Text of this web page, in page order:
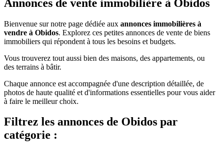
Annonces de vente immobilière à Obidos
Bienvenue sur notre page dédiée aux annonces immobilières à
vendre à Obidos. Explorez ces petites annonces de vente de biens
immobiliers qui répondent à tous les besoins et budgets.
Vous trouverez tout aussi bien des maisons, des appartements, ou
des terrains à bâtir.
Chaque annonce est accompagnée d'une description détaillée, de
photos de haute qualité et d'informations essentielles pour vous aider
à faire le meilleur choix.
Filtrez les annonces de Obidos par
catégorie :